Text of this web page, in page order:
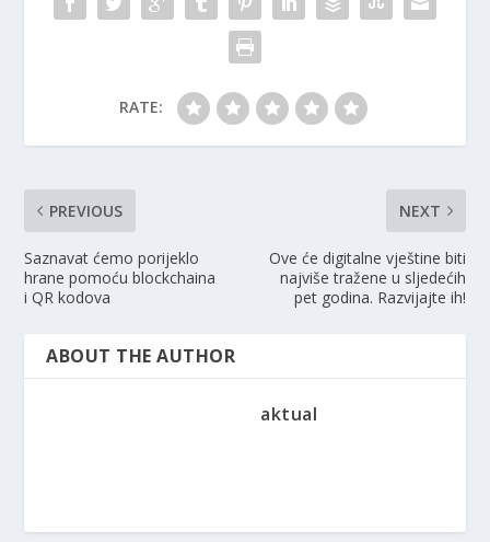
RATE:
PREVIOUS
Saznavat ćemo porijeklo
hrane pomoću blockchaina
i QR kodova
NEXT
Ove će digitalne vještine biti
najviše tražene u sljedećih
pet godina. Razvijajte ih!
ABOUT THE AUTHOR
aktual